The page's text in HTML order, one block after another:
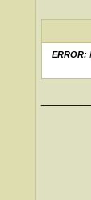
ERROR: